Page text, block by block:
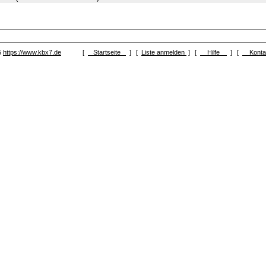
https://www.kbx7.de [ Startseite ] [ Liste anmelden ] [ Hilfe ] [